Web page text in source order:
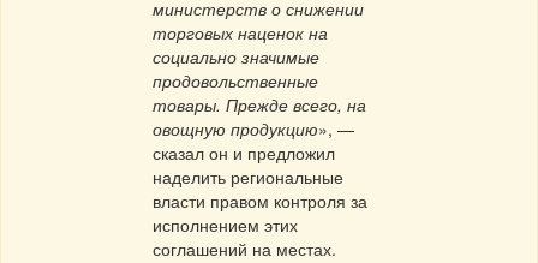
министерств о снижении
торговых наценок на
социально значимые
продовольственные
товары. Прежде всего, на
овощную продукцию», —
сказал он и предложил
наделить региональные
власти правом контроля за
исполнением этих
соглашений на местах.